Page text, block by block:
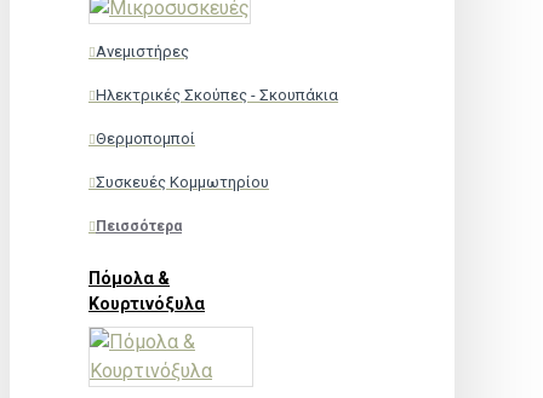
Ανεμιστήρες
Ηλεκτρικές Σκούπες - Σκουπάκια
Θερμοπομποί
Συσκευές Κομμωτηρίου
Πεισσότερα
Πόμολα &
Κουρτινόξυλα